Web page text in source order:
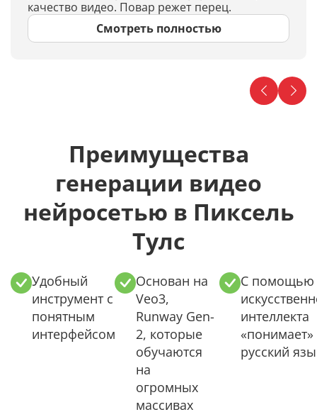
качество видео. Повар режет перец.
Смотреть полностью
Преимущества
генерации видео
нейросетью в Пиксель
Тулс
Удобный
инструмент с
понятным
интерфейсом
Основан на
Veo3,
Runway Gen-
2, которые
обучаются
на
огромных
массивах
С помощью
интеллекта
«понимает»
русский